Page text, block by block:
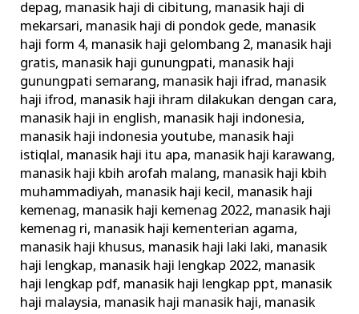
depag, manasik haji di cibitung, manasik haji di
mekarsari, manasik haji di pondok gede, manasik
haji form 4, manasik haji gelombang 2, manasik haji
gratis, manasik haji gunungpati, manasik haji
gunungpati semarang, manasik haji ifrad, manasik
haji ifrod, manasik haji ihram dilakukan dengan cara,
manasik haji in english, manasik haji indonesia,
manasik haji indonesia youtube, manasik haji
istiqlal, manasik haji itu apa, manasik haji karawang,
manasik haji kbih arofah malang, manasik haji kbih
muhammadiyah, manasik haji kecil, manasik haji
kemenag, manasik haji kemenag 2022, manasik haji
kemenag ri, manasik haji kementerian agama,
manasik haji khusus, manasik haji laki laki, manasik
haji lengkap, manasik haji lengkap 2022, manasik
haji lengkap pdf, manasik haji lengkap ppt, manasik
haji malaysia, manasik haji manasik haji, manasik